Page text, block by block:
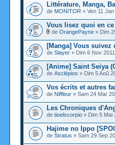
Littérature, Manga,
de MONITOR » Ven 11
Vous lisez quoi en
de OrangePayne » Dim
[Manga] Vous suivez
de Slayer » Dim 6 Nov
[Anime] Saint Seiya
de Asclépios » Dim 5 Aoû
Vos écrits et autres
de Niffleur » Sam 24 Mar
Les Chroniques
de tioelscorpio » Dim 5 Mai
Hajime no Ippo
de Stratus » Sam 29 Sep